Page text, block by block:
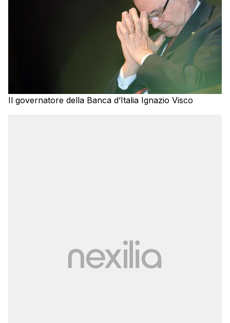
Il governatore della Banca d’Italia Ignazio Visco